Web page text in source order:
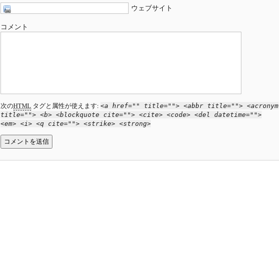
ウェブサイト
コメント
次のHTML タグと属性が使えます: <a href="" title=""> <abbr title=""> <acronym
title=""> <b> <blockquote cite=""> <cite> <code> <del datetime="">
<em> <i> <q cite=""> <strike> <strong>